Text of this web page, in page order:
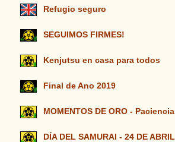
Refugio seguro
SEGUIMOS FIRMES!
Kenjutsu en casa para todos
Final de Ano 2019
MOMENTOS DE ORO - Paciencia
DÍA DEL SAMURAI - 24 DE ABRIL